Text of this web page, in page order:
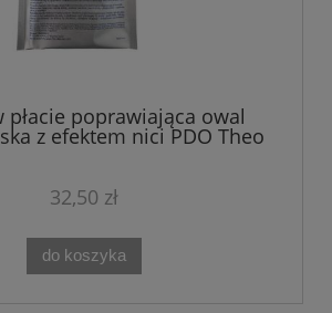
płacie poprawiająca owal
z efektem nici PDO Theo
32,50 zł
do koszyka